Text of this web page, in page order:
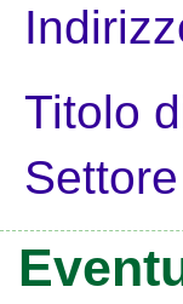
Titolo
Settore